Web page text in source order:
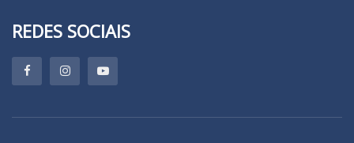
REDES SOCIAIS